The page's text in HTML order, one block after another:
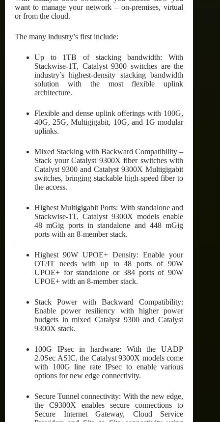
want to manage your network – on-premises, virtual
or from the cloud.
The many industry’s first include:
Up to 1TB of stacking bandwidth: With
Stackwise-1T, Catalyst 9300 switches are the
industry’s highest-density stacking bandwidth
solution with the most flexible uplink
architecture.
Flexible and dense uplink offerings with 100G,
40G, 25G, Multigigabit, 10G, and 1G modular
uplinks.
Mixed Stacking with Backward Compatibility –
Stack your Catalyst 9300X fiber switches with
Catalyst 9300 and Catalyst 9300X Multigigabit
switches, bringing stackable high-speed fiber to
the access.
Highest Multigigabit Ports: With standalone and
Stackwise-1T, Catalyst 9300X models enable
48 mGig ports in standalone and 448 mGig
ports with an 8-member stack.
Highest 90W UPOE+ Density: Enable your
OT/IT needs with up to 48 ports of 90W
UPOE+ for standalone or 384 ports of 90W
UPOE+ with an 8-member stack.
Stack Power with Backward Compatibility:
Enable power resiliency with higher power
budgets in mixed Catalyst 9300 and Catalyst
9300X stack.
100G IPsec in hardware: With the UADP
2.0Sec ASIC, the Catalyst 9300X models come
with 100G line rate IPsec to enable various
options for new edge connectivity.
Secure Tunnel connectivity: With the new edge,
the C9300X enables secure connections to
Secure Internet Gateway, Cloud Service